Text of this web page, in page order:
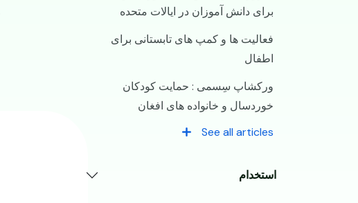
برای دانش آموزان در ایالات متحده
فعالیت ها و کمپ های تابستانی برای
اطفال
ورکشاپ سِسمی : حمایت کودکان
خوردسال و خانواده های افغان
See all articles
استخدام